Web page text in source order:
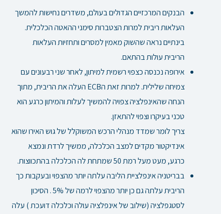
הבנקים המרכזיים הגדולים בעולם, משדרים נחישות להמשך
העלאות ריבית למרות הצטברות סימני ההאטה הכלכלית.
בינתיים נראה שהשוק מאמין למסרים ותחזיות העלאות
הריבית עולות בהתאם.
אירופה נכנסה כצפוי רשמית למיתון, לאחר שני רבעונים עם
צמיחה שלילית. למרות זאת הECB העלה את הריבית, מתוך
הנחה שהאינפלציה צפויה להמשיך לעלות והמיתון כרגע הוא
טכני בעיקרו וצפוי להתאזן.
צריך לומר שמדד מנהלי הרכש המשוקלל של גוש האירו שהוא
אינדיקטור מקדים למצב הכלכלה, ממשיך לרדת ונמצא
כרגע, מעט מעל רמת 50 שמתחת לה הכלכלה בהתכווצות.
בבריטניה אינפלציית הליבה עלתה יותר מהצפוי ובעקבות כך
הריבית עלתה גם כן יותר מהצפוי לרמה של 5% . הסיכון
לסטגפלציה(שילוב של אינפלציה עולה וכלכלה דועכת ) עלה